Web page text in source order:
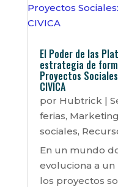
El Poder de las
estrategia de
Proyectos
CIVICA
por Hubtrick|
ferias,
sociales,
En un mundo
evoluciona a
los proyectos